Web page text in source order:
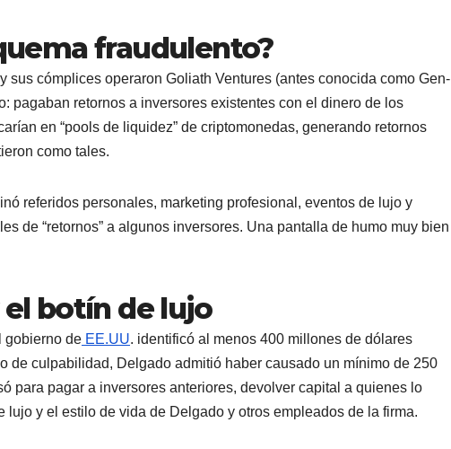
fraudulento?
sus cómplices operaron Goliath Ventures (antes conocida como Gen-
pagaban retornos a inversores existentes con el dinero de los
en “pools de liquidez” de criptomonedas, generando retornos
como tales.
referidos personales, marketing profesional, eventos de lujo y
de “retornos” a algunos inversores. Una pantalla de humo muy bien
el botín de lujo
gobierno de EE.UU. identificó al menos 400 millones de dólares
de culpabilidad, Delgado admitió haber causado un mínimo de 250
para pagar a inversores anteriores, devolver capital a quienes lo
y el estilo de vida de Delgado y otros empleados de la firma.